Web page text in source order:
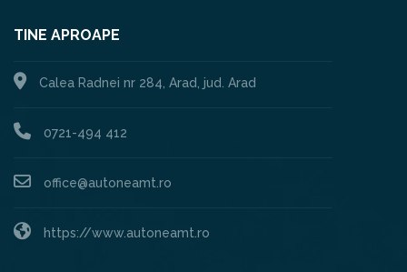
TINE APROAPE
Calea Radnei nr 284, Arad, jud. Arad
0721-494 412
office@autoneamt.ro
https://www.autoneamt.ro